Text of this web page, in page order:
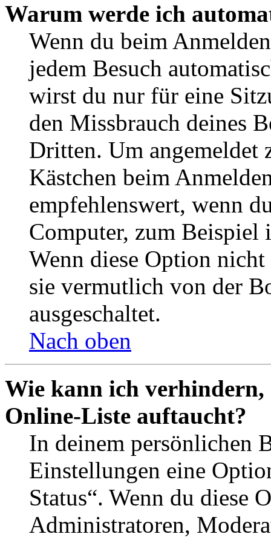
Warum werde ich
Wenn du beim
jedem Besuch
wirst du nur für eine
den Missbrauch deines
Dritten. Um angemeldet
Kästchen beim
empfehlenswert, wenn
Computer, zum Beispiel
Wenn diese Option
sie vermutlich von der
ausgeschaltet.
Nach oben
Wie kann ich verhindern,
Online-Liste auftaucht?
In deinem persönlichen
Einstellungen eine
Status“. Wenn du diese
Administratoren,